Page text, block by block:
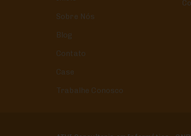
Sobre Nós
Blog
Contato
Case
Trabalhe Conosco